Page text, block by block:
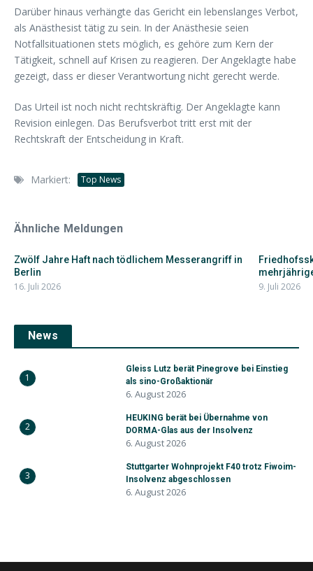
Darüber hinaus verhängte das Gericht ein lebenslanges Verbot,
als Anästhesist tätig zu sein. In der Anästhesie seien
Notfallsituationen stets möglich, es gehöre zum Kern der
Tätigkeit, schnell auf Krisen zu reagieren. Der Angeklagte habe
gezeigt, dass er dieser Verantwortung nicht gerecht werde.
Das Urteil ist noch nicht rechtskräftig. Der Angeklagte kann
Revision einlegen. Das Berufsverbot tritt erst mit der
Rechtskraft der Entscheidung in Kraft.
Markiert: Top News
Ähnliche Meldungen
Zwölf Jahre Haft nach tödlichem Messerangriff in
Berlin
16. Juli 2026 9. Juli 2026
News
1
Gleiss Lutz berät Pinegrove bei Einstieg
als sino-Großaktionär
6. August 2026
2
HEUKING berät bei Übernahme von
DORMA-Glas aus der Insolvenz
6. August 2026
3
Stuttgarter Wohnprojekt F40 trotz Fiwoim-
Insolvenz abgeschlossen
6. August 2026